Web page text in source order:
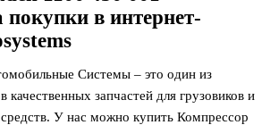
в интернет-
Системы – это один из
запчастей для грузовиков и
У нас можно купить Компрессор